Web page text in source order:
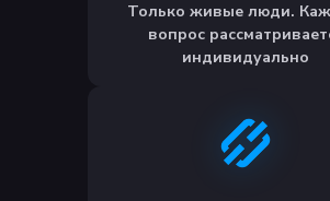
Только живые люди.
вопрос
индивидуально